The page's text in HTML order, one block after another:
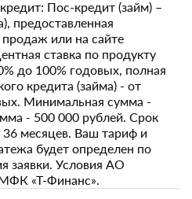
Пос-кредит (займ) –
предоставленная
продаж или на сайте
ставка по продукту
до 100% годовых, полная
кредита (займа) - от
Минимальная сумма -
- 500 000 рублей. Срок
36 месяцев. Ваш тариф и
будет определен по
заявки. Условия АО
«Т-Финанс».